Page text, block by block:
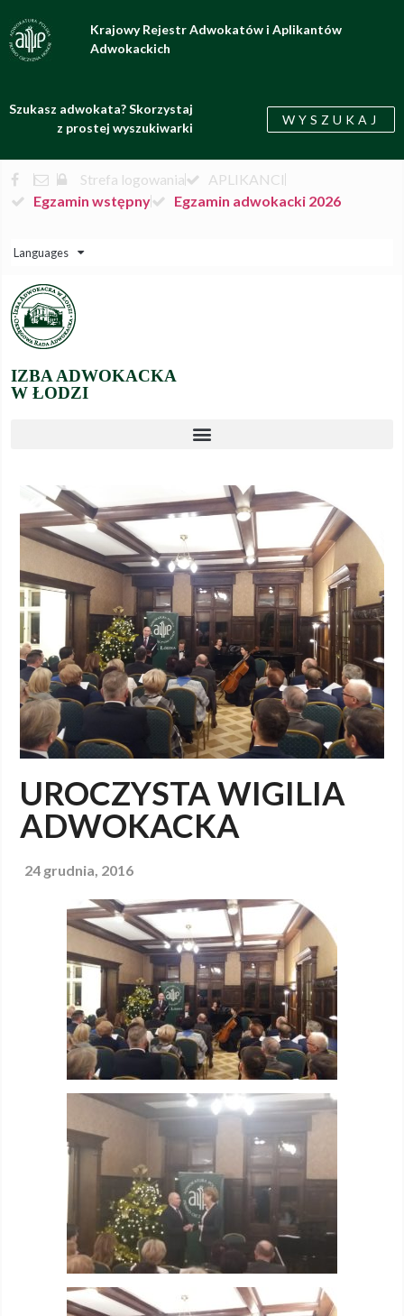
Krajowy Rejestr Adwokatów i Aplikantów
Adwokackich
Szukasz adwokata? Skorzystaj
z prostej wyszukiwarki
WYSZUKAJ
Strefa logowania
APLIKANCI
Egzamin wstępny
Egzamin adwokacki 2026
Languages
IZBA ADWOKACKA
W ŁODZI
UROCZYSTA WIGILIA
ADWOKACKA
24 grudnia, 2016